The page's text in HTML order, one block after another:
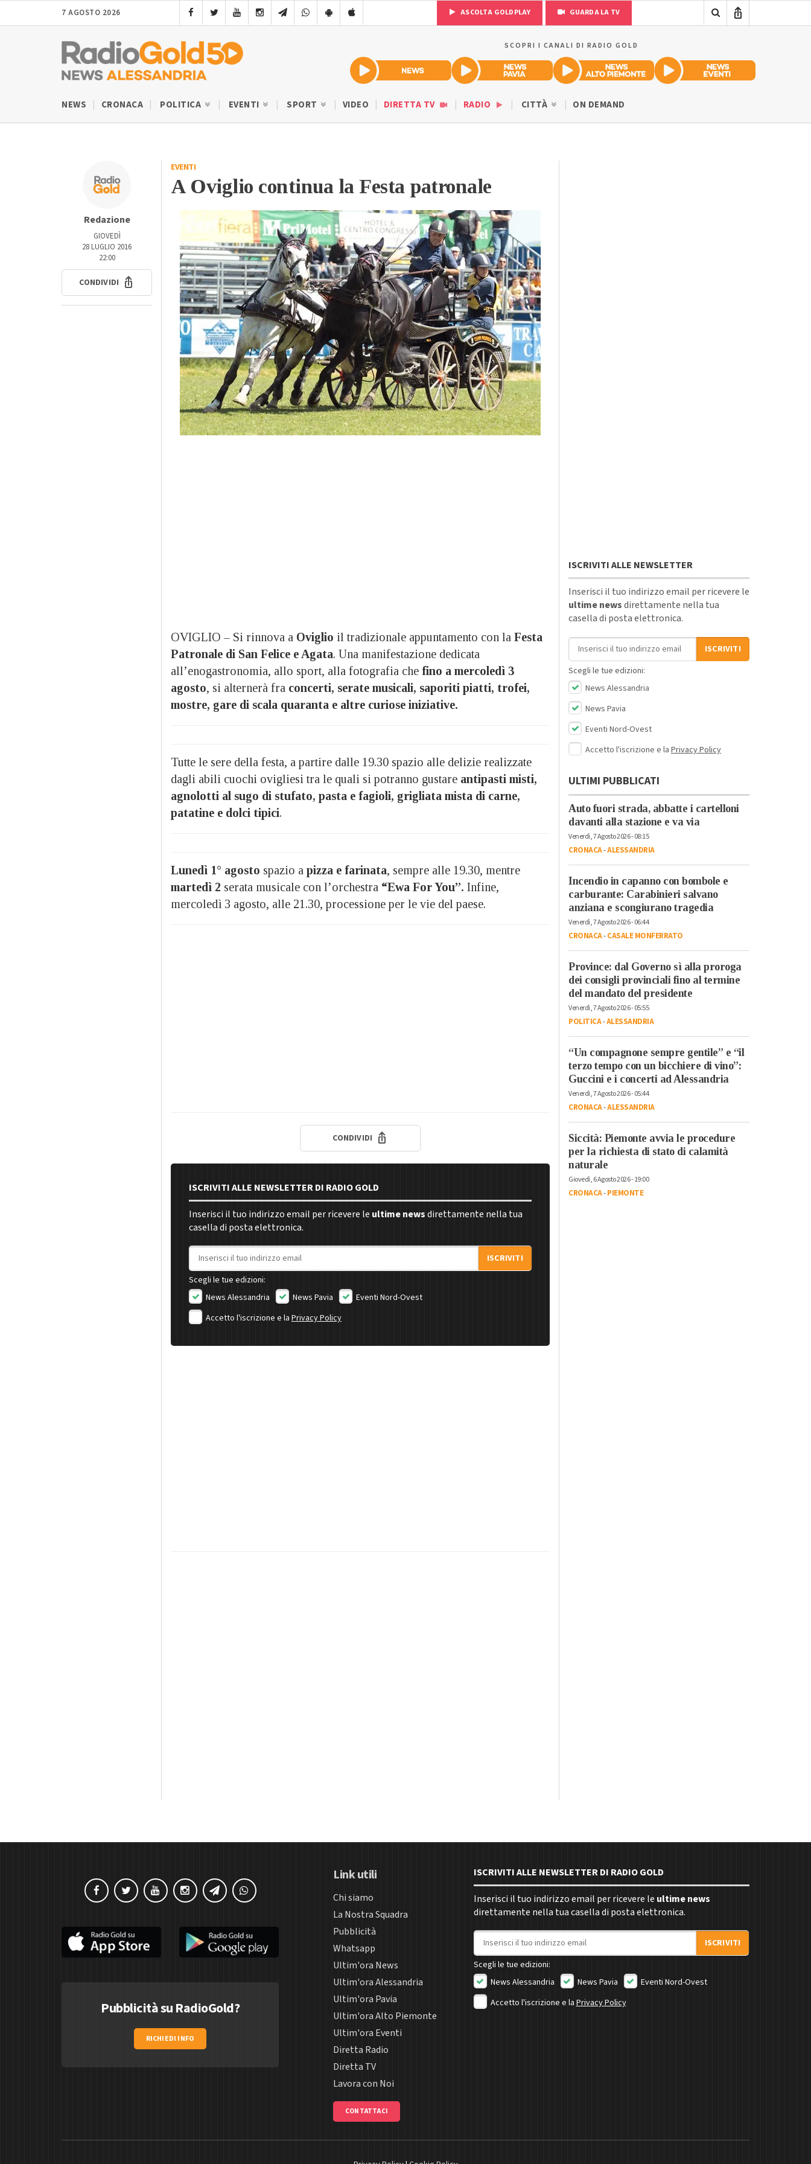
7 AGOSTO 2026 ASCOLTA GOLDPLAY GUARDA LA TV
SCOPRI I CANALI DI RADIO GOLD
NEWS CRONACA POLITICA EVENTI SPORT VIDEO DIRETTA TV RADIO CITTÀ ON DEMAND
Redazione
GIOVEDÌ
28 LUGLIO 2016
22:00
CONDIVIDI
EVENTI
A Oviglio continua la Festa patronale
OVIGLIO – Si rinnova a Oviglio il tradizionale appuntamento con la Festa
Patronale di San Felice e Agata. Una manifestazione dedicata
all’enogastronomia, allo sport, alla fotografia che fino a mercoledì 3
agosto, si alternerà fra concerti, serate musicali, saporiti piatti, trofei,
mostre, gare di scala quaranta e altre curiose iniziative.
Tutte le sere della festa, a partire dalle 19.30 spazio alle delizie realizzate
dagli abili cuochi ovigliesi tra le quali si potranno gustare antipasti misti,
agnolotti al sugo di stufato, pasta e fagioli, grigliata mista di carne,
patatine e dolci tipici.
Lunedì 1° agosto spazio a pizza e farinata, sempre alle 19.30, mentre
martedì 2 serata musicale con l’orchestra “Ewa For You”. Infine,
mercoledì 3 agosto, alle 21.30, processione per le vie del paese.
CONDIVIDI
ISCRIVITI ALLE NEWSLETTER DI RADIO GOLD
Inserisci il tuo indirizzo email per ricevere le ultime newsdirettamente nella tua
casella di posta elettronica.
Indirizzo email
ISCRIVITI
Scegli le tue edizioni:
News Alessandria
News Pavia
Eventi Nord-Ovest
Accetto l'iscrizione e la Privacy Policy
ISCRIVITI ALLE NEWSLETTER
Inserisci il tuo indirizzo email per ricevere le
ultime newsdirettamente nella tua
casella di posta elettronica.
Indirizzo email
ISCRIVITI
Scegli le tue edizioni:
News Alessandria
News Pavia
Eventi Nord-Ovest
Accetto l'iscrizione e la Privacy Policy
ULTIMI PUBBLICATI
Auto fuori strada, abbatte i cartelloni
davanti alla stazione e va via
Venerdì, 7 Agosto 2026 - 08:15
CRONACA-ALESSANDRIA
Incendio in capanno con bombole e
carburante: Carabinieri salvano
anziana e scongiurano tragedia
Venerdì, 7 Agosto 2026 - 06:44
CRONACA-CASALE MONFERRATO
Province: dal Governo sì alla proroga
dei consigli provinciali fino al termine
del mandato del presidente
Venerdì, 7 Agosto 2026 - 05:55
POLITICA-ALESSANDRIA
“Un compagnone sempre gentile” e “il
terzo tempo con un bicchiere di vino”:
Guccini e i concerti ad Alessandria
Venerdì, 7 Agosto 2026 - 05:44
CRONACA-ALESSANDRIA
Siccità: Piemonte avvia le procedure
per la richiesta di stato di calamità
naturale
Giovedì, 6 Agosto 2026 - 19:00
CRONACA-PIEMONTE
Pubblicità su RadioGold?
RICHIEDI INFO
Link utili
Chi siamo
La Nostra Squadra
Pubblicità
Whatsapp
Ultim'ora News
Ultim'ora Alessandria
Ultim'ora Pavia
Ultim'ora Alto Piemonte
Ultim'ora Eventi
Diretta Radio
Diretta TV
Lavora con Noi
CONTATTACI
ISCRIVITI ALLE NEWSLETTER DI RADIO GOLD
Inserisci il tuo indirizzo email per ricevere le ultime news
direttamente nella tua casella di posta elettronica.
Indirizzo email
ISCRIVITI
Scegli le tue edizioni:
News Alessandria
News Pavia
Eventi Nord-Ovest
Accetto l'iscrizione e la Privacy Policy